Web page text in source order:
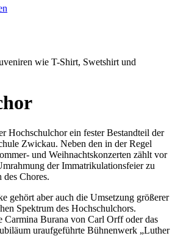
Hochschulchor ein fester Bestandteil der
Zwickau. Neben den in der Regel
und Weihnachtskonzerten zählt vor
der Immatrikulationsfeier zu
des Chores.
gehört aber auch die Umsetzung größerer
Spektrum des Hochschulchors.
Carmina Burana von Carl Orff oder das
uraufgeführte Bühnenwerk „Luther